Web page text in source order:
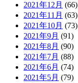
2021年12月 (66)
2021年11月 (63)
2021年10月 (73)
2021年9月 (91)
2021年8月 (90)
2021年7月 (88)
2021年6月 (74)
2021年5月 (79)